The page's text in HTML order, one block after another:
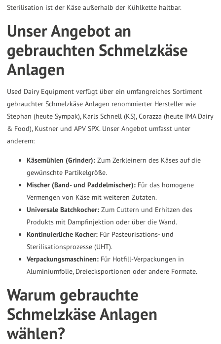
touch
swipe
gestures.
Sterilisation ist der Käse außerhalb der Kühlkette haltbar.
Unser Angebot an
gebrauchten Schmelzkäse
Anlagen
Used Dairy Equipment verfügt über ein umfangreiches Sortiment
gebrauchter Schmelzkäse Anlagen renommierter Hersteller wie
Stephan (heute Sympak), Karls Schnell (KS), Corazza (heute IMA Dairy
& Food), Kustner und APV SPX. Unser Angebot umfasst unter
anderem:
Käsemühlen (Grinder): Zum Zerkleinern des Käses auf die
gewünschte Partikelgröße.
Mischer (Band- und Paddelmischer): Für das homogene
Vermengen von Käse mit weiteren Zutaten.
Universale Batchkocher: Zum Cuttern und Erhitzen des
Produkts mit Dampfinjektion oder über die Wand.
Kontinuierliche Kocher: Für Pasteurisations- und
Sterilisationsprozesse (UHT).
Verpackungsmaschinen: Für Hotfill-Verpackungen in
Aluminiumfolie, Dreiecksportionen oder andere Formate.
Warum gebrauchte
Schmelzkäse Anlagen
wählen?